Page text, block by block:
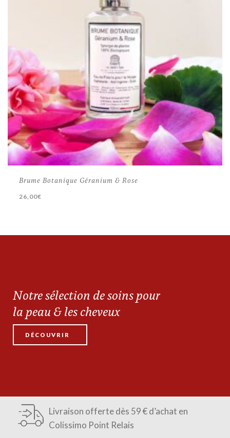
Brume Botanique Géranium & Rose
26,00€
Notre sélection de soins pour
la peau & les cheveux
DÉCOUVRIR
Livraison offerte dès 59 € d’achat en
Colissimo Point Relais